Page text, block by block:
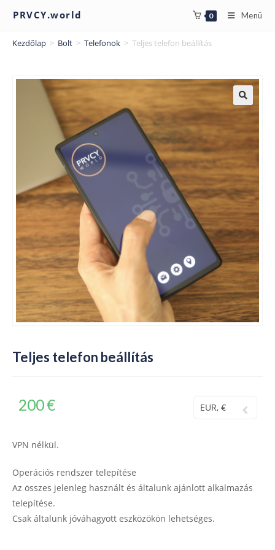
PRVCY.world 0 Menü
Kezdőlap > Bolt > Telefonok > Teljes telefon beállítás
Teljes telefon beállítás
200€ EUR, €
VPN nélkül.
Operációs rendszer telepítése
Az összes jelenleg használt és általunk ajánlott alkalmazás
telepítése.
Csak általunk jóváhagyott eszközökön lehetséges.